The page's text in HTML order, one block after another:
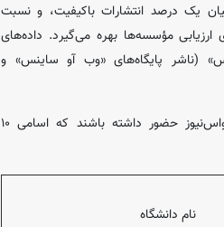
یک درصد انتشارات باکیفیت، و نسبت
ارزیابی مؤسسه‌ها بهره می‌گیرد. داده‌های
(ناشر پایگاه‌های «وب آو ساینس» و
۵۲ دانشگاه ایرانی توانسته‌اند در لیست برترین‌های ۲۰۲۴ یواس‌نیوز حضور داشته باشند که اسامی ۱۰
نام دانشگاه